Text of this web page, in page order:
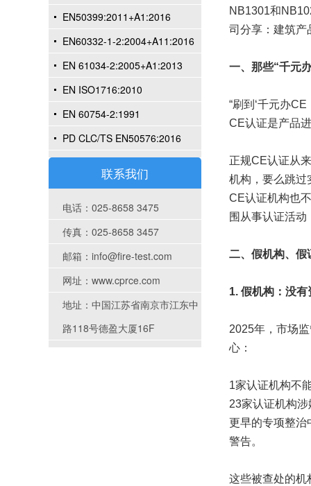
EN50399:2011+A1:2016
EN60332-1-2:2004+A11:2016
EN 61034-2:2005+A1:2013
EN ISO1716:2010
EN 60754-2:1991
PD CLC/TS EN50576:2016
联系我们
电话：025-8658 3475
传真：025-8658 3457
邮箱：info@fire-test.com
网址：www.cprce.com
地址：中国江苏省南京市江东中
路118号德盈大厦16F
NB1301和
司分享：建筑产
一、那些“千元
“刷到‘千元办
CE认证是产品
正规CE认证从
机构，要么跳过
CE认证机构也
围从事认证活动
二、假机构、假
1. 假机构：没
2025年，市场
心：
1家认证机构不
23家认证机构
更早的专项整治
警告。
这些被查处的机